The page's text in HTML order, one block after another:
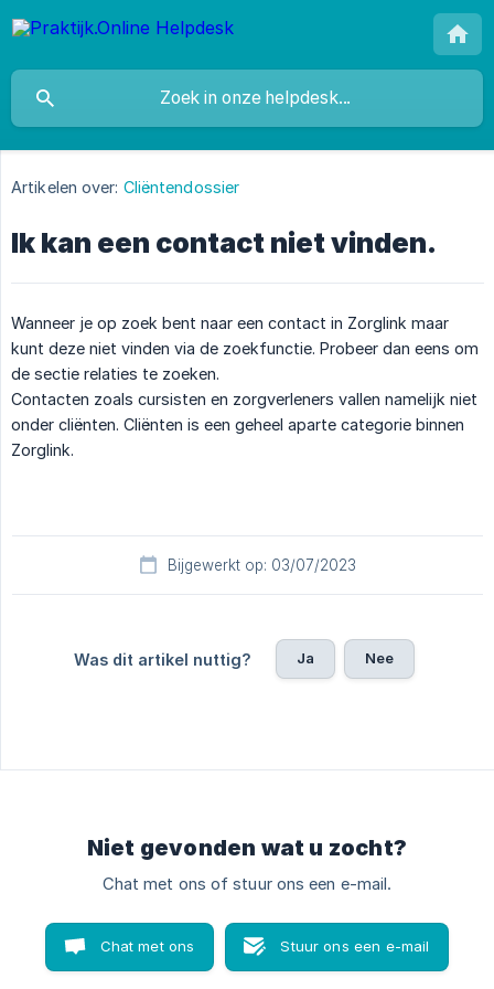
Artikelen over: Cliëntendossier
Ik kan een contact niet vinden.
Wanneer je op zoek bent naar een contact in Zorglink maar
kunt deze niet vinden via de zoekfunctie. Probeer dan eens om
de sectie relaties te zoeken.
Contacten zoals cursisten en zorgverleners vallen namelijk niet
onder cliënten. Cliënten is een geheel aparte categorie binnen
Zorglink.
Bijgewerkt op: 03/07/2023
Was dit artikel nuttig? Ja Nee
Niet gevonden wat u zocht?
Chat met ons of stuur ons een e-mail.
Chat met ons Stuur ons een e-mail